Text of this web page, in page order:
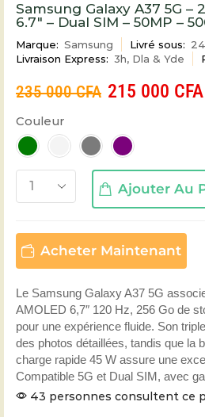
Samsung Galaxy A37 5G –
6.7″ – Dual SIM – 50MP –
Marque: Samsung Livré sous:
Livraison Express: 3h, Dla & Yde
235 000CFA 215 000 CFA
Couleur
Ajouter Au
Acheter Maintenant
Le Samsung Galaxy A37 5G
AMOLED 6,7″ 120 Hz, 256 Go de
pour une expérience fluide. Son
des photos détaillées, tandis que la
charge rapide 45 W assure une
Compatible 5G et Dual SIM, avec
43 personnes consultent ce